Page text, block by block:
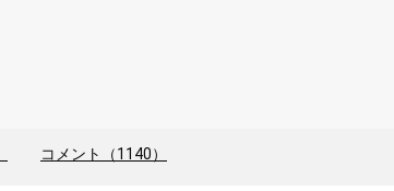
コメント（1140）